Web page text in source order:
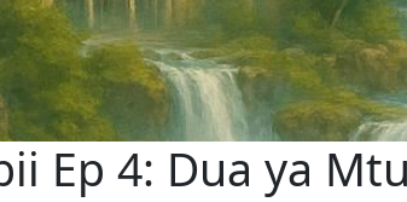
Ep 4: Dua ya